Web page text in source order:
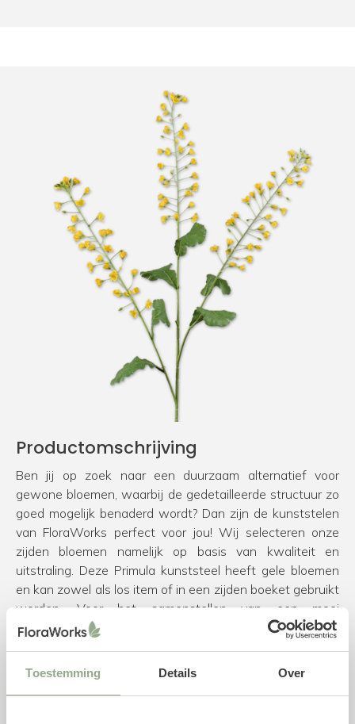
Toestemming Details Over
Productomschrijving
Ben jij op zoek naar een duurzaam alternatief voor
gewone bloemen, waarbij de gedetailleerde structuur zo
goed mogelijk benaderd wordt? Dan zijn de kunststelen
van FloraWorks perfect voor jou! Wij selecteren onze
zijden bloemen namelijk op basis van kwaliteit en
uitstraling. Deze Primula kunststeel heeft gele bloemen
en kan zowel als los item of in een zijden boeket gebruikt
worden. Voor het samenstellen van een mooi
kunstboeket hebben we de volgende
tips & tricks. Ben je
jouw kunstbloemen? Neem dan een kijkje in onze
vazen